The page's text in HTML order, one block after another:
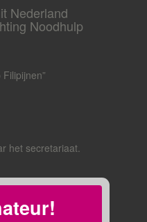
Nederland
Noodhulp
het secretariaat.